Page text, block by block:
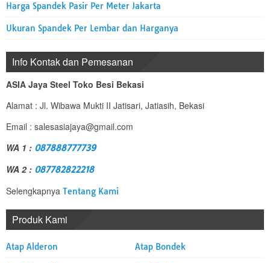
Harga Spandek Pasir Per Meter Jakarta
Ukuran Spandek Per Lembar dan Harganya
Info Kontak dan Pemesanan
ASIA Jaya Steel Toko Besi Bekasi
Alamat : Jl. Wibawa Mukti II Jatisari, Jatiasih, Bekasi
Email : salesasiajaya@gmail.com
WA 1 : 087888777739
WA 2 : 087782822218
Selengkapnya Tentang Kami
Produk Kami
Atap Alderon Atap Bondek